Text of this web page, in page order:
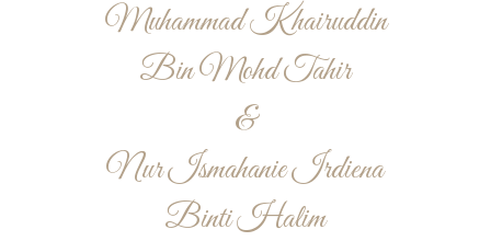
Muhammad Khairuddin
Bin Mohd Tahir
&
Nur Ismahanie Irdiena
Binti Halim